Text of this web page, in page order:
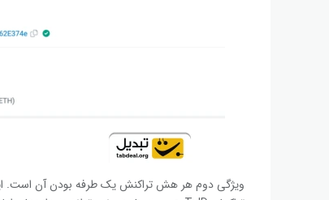
ویژگی دوم هر هش تراکنش یک طرفه بودن آن است.